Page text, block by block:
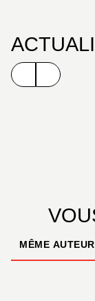
MÊME AUTEUR